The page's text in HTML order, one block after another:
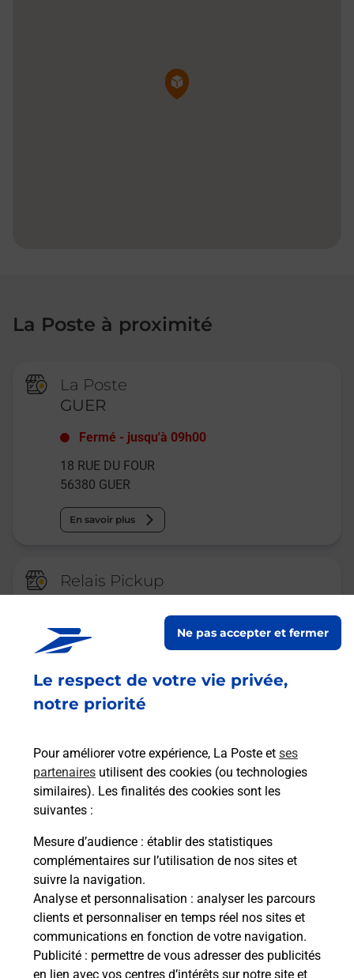
Le respect de votre vie privée,
notre priorité
Pour améliorer votre expérience, La Poste et ses
partenaires utilisent des cookies (ou technologies
similaires). Les finalités des cookies sont les
suivantes :
Mesure d’audience : établir des statistiques
complémentaires sur l’utilisation de nos sites et
suivre la navigation.
Analyse et personnalisation : analyser les parcours
clients et personnaliser en temps réel nos sites et
communications en fonction de votre navigation.
Publicité : permettre de vous adresser des publicités
en lien avec vos centres d’intérêts sur notre site et
Ne pas accepter et fermer
Pin de la carte
La Poste à proximité
La Poste
GUER
Fermé - jusqu'à 09h00
18 RUE DU FOUR
56380 GUER
En savoir plus
Relais Pickup
CONSIGNE PICKUP
INTERMARCHE GUER
jusqu'à 23h59
RUE DE LA CROIX LOGEE
56380 GUER
Malin !
La Poste
en ligne
Ouvert 24h/24
En savoir plus